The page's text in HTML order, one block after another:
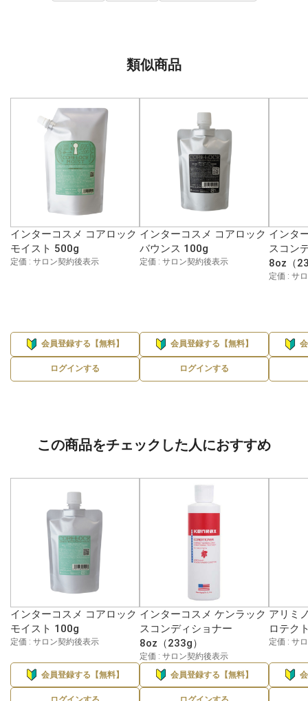
類似商品
インターコスメ コアロック
モイスト 500g
定価 : サロン契約後表示
会員登録する【無料】
ログインする
インターコスメ コアロック
バウンス 100g
定価 : サロン契約後表示
会員登録する【無料】
ログインする
インタ
スコン
8oz（
定価 : サ
この商品をチェックした人におすすめ
インターコスメ コアロック
モイスト 100g
定価 : サロン契約後表示
会員登録する【無料】
インターコスメ ケンラック
スコンディショナー
8oz（233g）
定価 : サロン契約後表示
会員登録する【無料】
アリミ
ロテク
定価 : サ